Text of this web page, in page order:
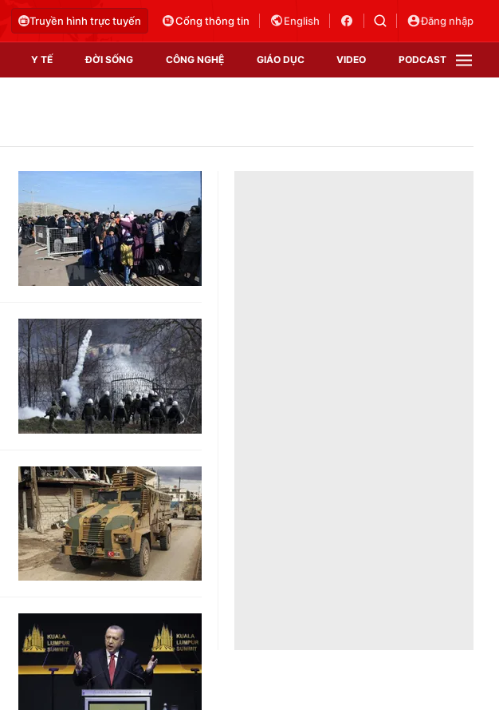
Truyền hình trực tuyến Cổng thông tin English Đăng nhập
Y TẾ ĐỜI SỐNG CÔNG NGHỆ GIÁO DỤC VIDEO PODCAST
Shorts video
Podcast
EMagazine
Photo
Infographic
Góc ảnh
Công nghệ
Hitech Công nghệ tương lai
Sản phẩm
Thị trường
Tư vấn
VTV Sức khoẻ